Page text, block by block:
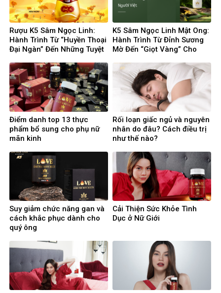
Rượu K5 Sâm Ngọc Linh:
Hành Trình Từ “Huyền Thoại
Đại Ngàn” Đến Những Tuyệt
K5 Sâm Ngọc Linh Mật Ong:
Hành Trình Từ Đỉnh Sương
Mờ Đến “Giọt Vàng” Cho
Điểm danh top 13 thực
phẩm bổ sung cho phụ nữ
mãn kinh
Rối loạn giấc ngủ và nguyên
nhân do đâu? Cách điều trị
như thế nào?
Suy giảm chức năng gan và
cách khắc phục dành cho
quý ông
Cải Thiện Sức Khỏe Tình
Dục ở Nữ Giới